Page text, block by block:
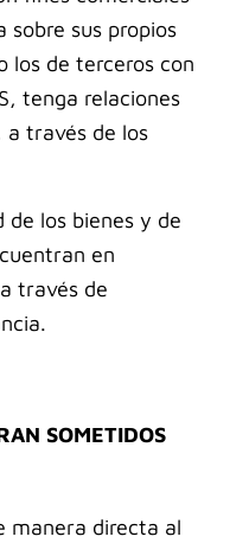
sobre sus propios
los de terceros con
tenga relaciones
a través de los
de los bienes y de
en
través de
SOMETIDOS
manera directa al